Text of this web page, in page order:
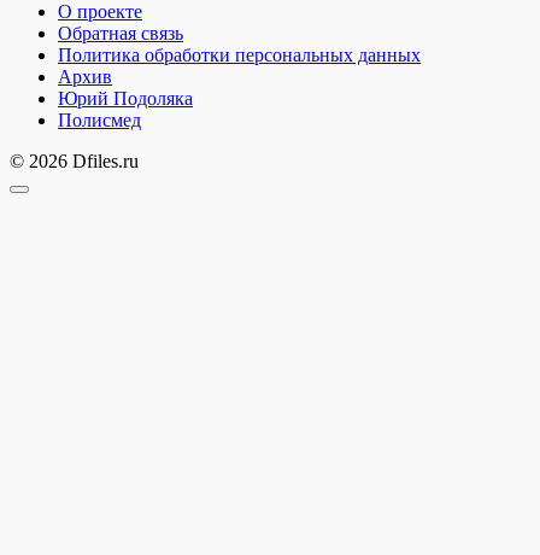
О проекте
Обратная связь
Политика обработки персональных данных
Архив
Юрий Подоляка
Полисмед
© 2026 Dfiles.ru